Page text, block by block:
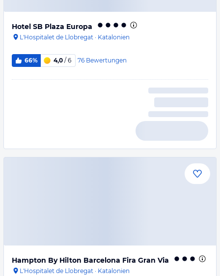
Hotel SB Plaza Europa
L'Hospitalet de Llobregat · Katalonien
66% 4,0 / 6 76 Bewertungen
Hampton By Hilton Barcelona Fira Gran Via
L'Hospitalet de Llobregat · Katalonien